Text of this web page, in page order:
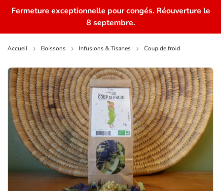
Fermeture exceptionnelle pour congés. Réouverture le
8 septembre.
Accueil Boissons Infusions & Tisanes Coup de froid